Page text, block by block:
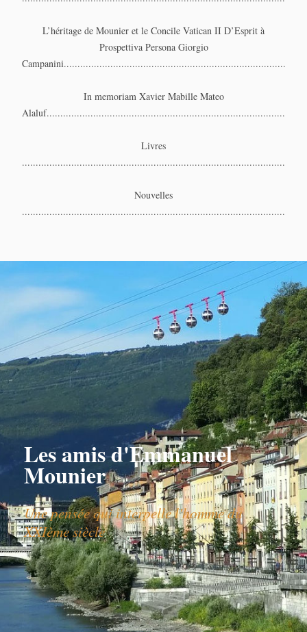
L’héritage de Mounier et le Concile Vatican II D’Esprit à
Prospettiva Persona Giorgio
In memoriam Xavier Mabille Mateo
Livres
Nouvelles
Les amis d'Emmanuel
Mounier
Une pensée qui interpelle l'homme du
XXIème siècle